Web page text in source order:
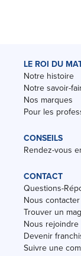
LE ROI DU
Notre histoire
Notre savoir-
Nos marques
Pour les
CONSEILS
Rendez-vous
CONTACT
Questions-
Nous contacter
Trouver un
Nous rejoindre
Devenir
Suivre une